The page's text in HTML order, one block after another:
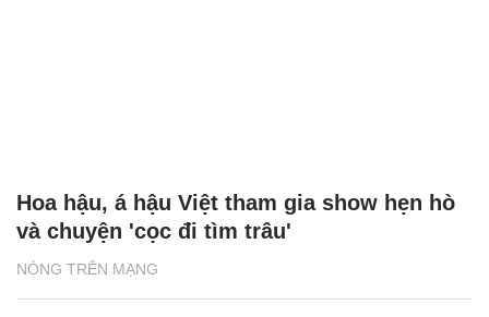
NÓNG TRÊN MẠNG
Hoa hậu, á hậu Việt tham gia show hẹn hò
và chuyện 'cọc đi tìm trâu'